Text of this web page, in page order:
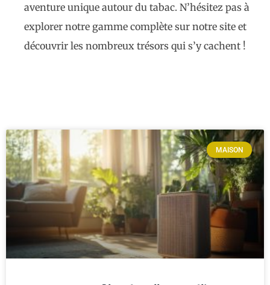
aventure unique autour du tabac. N’hésitez pas à
explorer notre gamme complète sur notre site et
découvrir les nombreux trésors qui s’y cachent !
MAISON